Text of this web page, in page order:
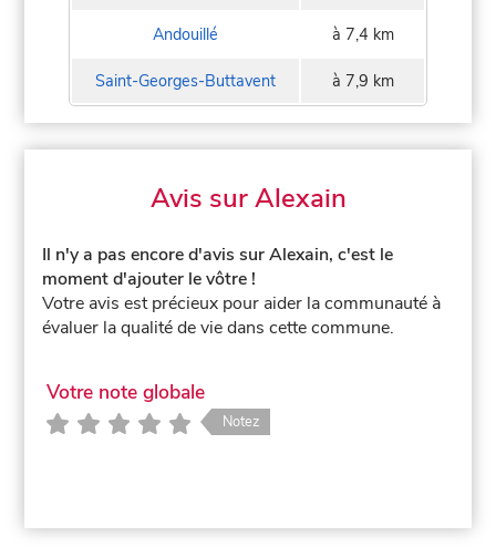
Andouillé à 7,4 km
Saint-Georges-Buttavent à 7,9 km
Avis sur Alexain
Il n'y a pas encore d'avis sur Alexain, c'est le
moment d'ajouter le vôtre !
Votre avis est précieux pour aider la communauté à
évaluer la qualité de vie dans cette commune.
Votre note globale
Notez